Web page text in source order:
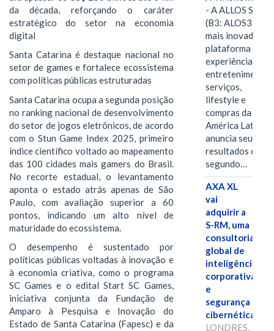
da década, reforçando o caráter
estratégico do setor na economia
digital
Santa Catarina é destaque nacional no
setor de games e fortalece ecossistema
com políticas públicas estruturadas
Santa Catarina ocupa a segunda posição
no ranking nacional de desenvolvimento
do setor de jogos eletrônicos, de acordo
com o Stun Game Index 2025, primeiro
índice científico voltado ao mapeamento
das 100 cidades mais gamers do Brasil.
No recorte estadual, o levantamento
aponta o estado atrás apenas de São
Paulo, com avaliação superior a 60
pontos, indicando um alto nível de
maturidade do ecossistema.
O desempenho é sustentado por
políticas públicas voltadas à inovação e
à economia criativa, como o programa
SC Games e o edital Start SC Games,
iniciativa conjunta da Fundação de
Amparo à Pesquisa e Inovação do
Estado de Santa Catarina (Fapesc) e da
- A ALLOS S.A.
(B3: ALOS3), a
mais inovadora
plataforma de
experiências,
entretenimento,
serviços,
lifestyle e
compras da
América Latina
anuncia seus
resultados do
segundo…
AXA XL
vai
adquirir a
S-RM, uma
consultoria
global de
inteligência
corporativa
e
segurança
cibernética
LONDRES,